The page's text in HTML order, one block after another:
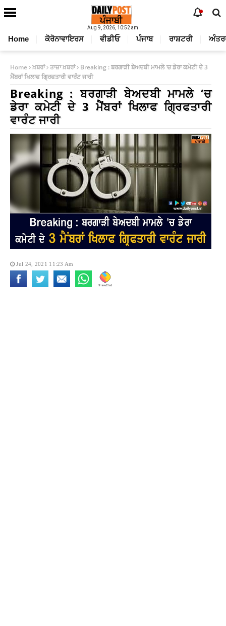
Aug 9, 2026, 10:52 am
Home ਕੋਰੋਨਾਵਾਇਰਸ ਵੀਡੀਓ ਪੰਜਾਬ ਰਾਸ਼ਟਰੀ
Home ਖ਼ਬਰਾਂ ਤਾਜ਼ਾ ਖ਼ਬਰਾਂ
Breaking : ਬਰਗਾੜੀ ਬੇਅਦਬੀ ਮਾਮਲੇ ‘ਚ ਡੇਰਾ ਕਮੇਟੀ ਦੇ 3
ਮੈਂਬਰਾਂ ਖਿਲਾਫ ਗ੍ਰਿਫਤਾਰੀ ਵਾਰੰਟ ਜਾਰੀ
Breaking : ਬਰਗਾੜੀ ਬੇਅਦਬੀ ਮਾਮਲੇ ‘ਚ
ਡੇਰਾ ਕਮੇਟੀ ਦੇ 3 ਮੈਂਬਰਾਂ ਖਿਲਾਫ ਗ੍ਰਿਫਤਾਰੀ
ਵਾਰੰਟ ਜਾਰੀ
Jul 24, 2021 11:23 Am